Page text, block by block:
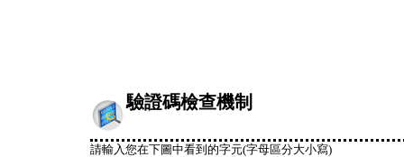
驗證碼檢查機制
請輸入您在下圖中看到的字元(字母區分大小寫)